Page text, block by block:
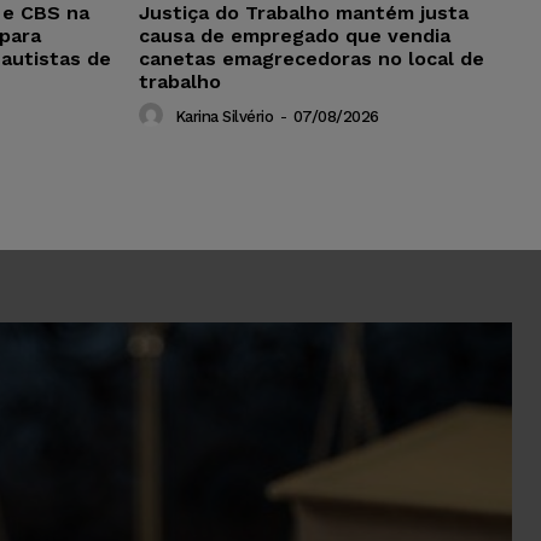
CBS na
de
Justiça do Trabalho mantém justa
causa de empregado que vendia
canetas emagrecedoras no local de
trabalho
Karina Silvério - 07/08/2026